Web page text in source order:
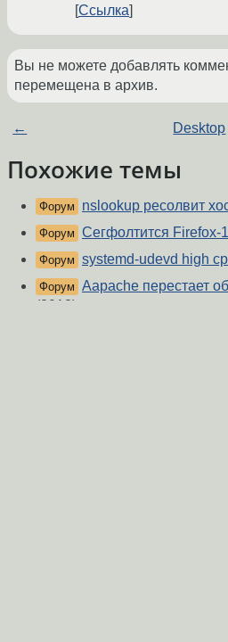
Ссылка
Вы не можете добавлять
перемещена в архив.
← Desktop
Похожие темы
Форум nslookup ресолвит
Форум Сегфолтится Firefox-
Форум systemd-udevd high
Форум Aapache перестает
(2013)